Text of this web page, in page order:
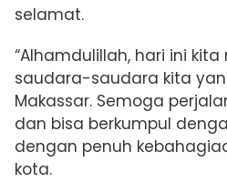
selamat.
“Alhamdulillah, hari ini
saudara-saudara kita
Makassar. Semoga
dan bisa berkumpul
dengan penuh
kota.